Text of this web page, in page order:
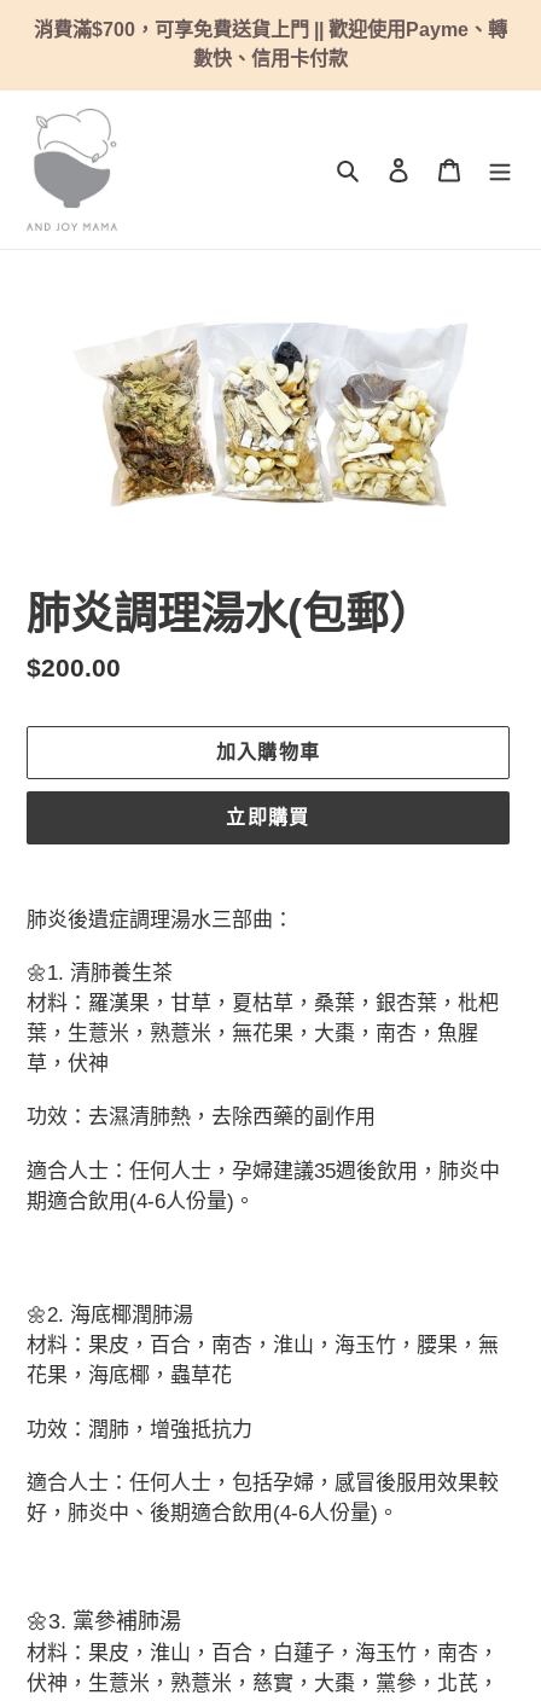
消費滿$700，可享免費送貨上門 || 歡迎使用Payme、轉
數快、信用卡付款
搜尋 登入 購物車
肺炎調理湯水(包郵）
定
$200.00
加入購物車
立即購買
在
產
品
加
入
的
物
車
肺炎後遺症調理湯水三部曲：
🌼1. 清肺養生茶
材料：羅漢果，甘草，夏枯草，桑葉，銀杏葉，枇杷
葉，生薏米，熟薏米，無花果，大棗，南杏，魚腥
草，伏神
功效：去濕清肺熱，去除西藥的副作用
適合人士：任何人士，孕婦建議35週後飲用，肺炎中
期適合飲用(4-6人份量)。
🌼2. 海底椰潤肺湯
材料：果皮，百合，南杏，淮山，海玉竹，腰果，無
花果，海底椰，蟲草花
功效：潤肺，增強抵抗力
適合人士：任何人士，包括孕婦，感冒後服用效果較
好，肺炎中、後期適合飲用(4-6人份量)。
🌼3. 黨參補肺湯
材料：果皮，淮山，百合，白蓮子，海玉竹，南杏，
伏神，生薏米，熟薏米，慈實，大棗，黨參，北芪，